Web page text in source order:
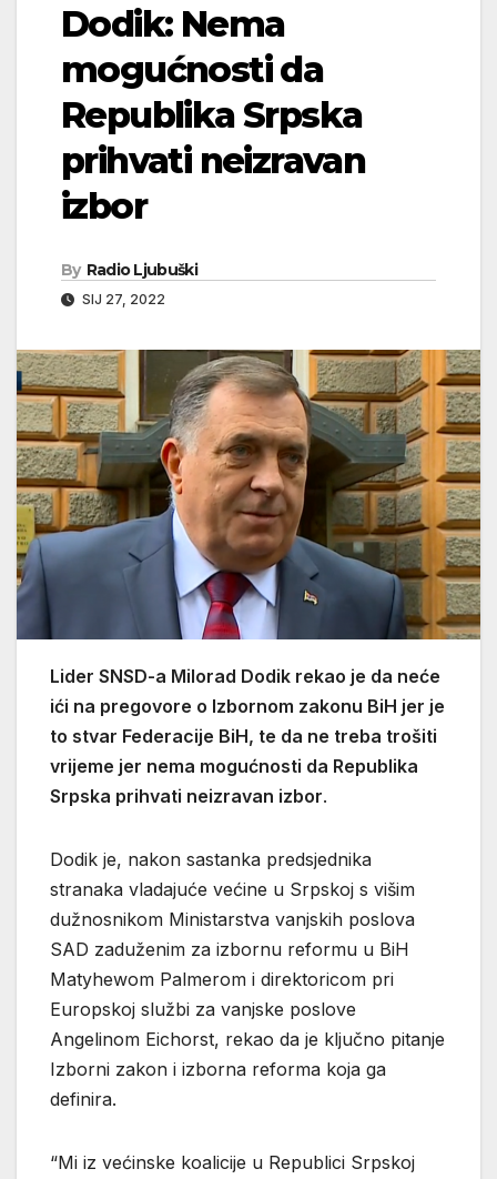
Dodik: Nema
mogućnosti da
Republika Srpska
prihvati neizravan
izbor
By Radio Ljubuški
SIJ 27, 2022
Lider SNSD-a Milorad Dodik rekao je da neće
ići na pregovore o Izbornom zakonu BiH jer je
to stvar Federacije BiH, te da ne treba trošiti
vrijeme jer nema mogućnosti da Republika
Srpska prihvati neizravan izbor.
Dodik je, nakon sastanka predsjednika
stranaka vladajuće većine u Srpskoj s višim
dužnosnikom Ministarstva vanjskih poslova
SAD zaduženim za izbornu reformu u BiH
Matyhewom Palmerom i direktoricom pri
Europskoj službi za vanjske poslove
Angelinom Eichorst, rekao da je ključno pitanje
Izborni zakon i izborna reforma koja ga
definira.
“Mi iz većinske koalicije u Republici Srpskoj